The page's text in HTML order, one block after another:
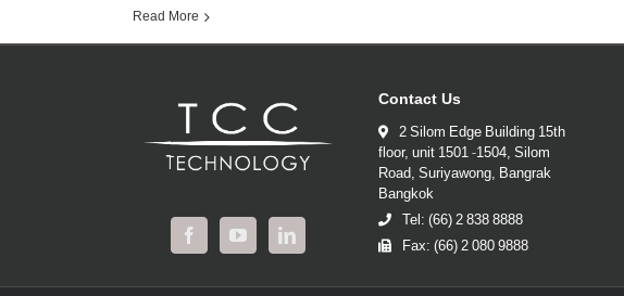
Read More
Contact Us
2 Silom Edge Building 15th
floor, unit 1501 -1504, Silom
Road, Suriyawong, Bangrak
Bangkok
Tel: (66) 2 838 8888
Fax: (66) 2 080 9888